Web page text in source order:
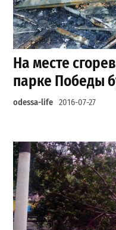
На месте
парке Победы
odessa-life 2016-07-27